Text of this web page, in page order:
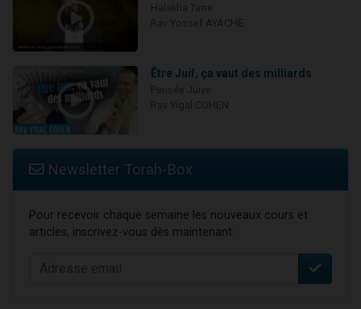
Être Juif, ça vaut des milliards
Newsletter Torah-Box
Pour recevoir chaque semaine les nouveaux cours et
articles, inscrivez-vous dès maintenant :